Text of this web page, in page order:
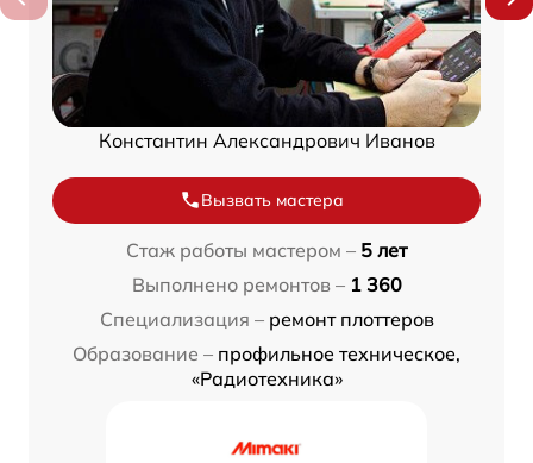
Константин Александрович Иванов
Вызвать мастера
Стаж работы мастером – 5 лет
Выполнено ремонтов – 1 360
Специализация – ремонт плоттеров
Образование – профильное техническое,
«Радиотехника»